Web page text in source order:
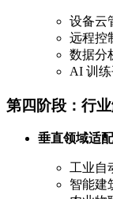
设备云
远程控
数据分
AI 训练
第四阶段：行
垂直领域适配
工业自
智能建